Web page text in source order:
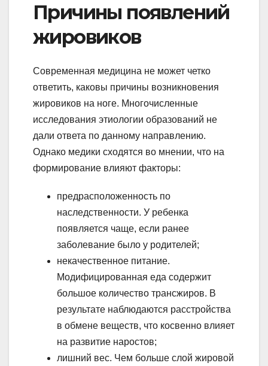
Причины появлений
жировиков
Современная медицина не может четко
ответить, каковы причины возникновения
жировиков на ноге. Многочисленные
исследования этиологии образований не
дали ответа по данному направлению.
Однако медики сходятся во мнении, что на
формирование влияют факторы:
предрасположенность по
наследственности. У ребенка
появляется чаще, если ранее
заболевание было у родителей;
некачественное питание.
Модифицированная еда содержит
большое количество трансжиров. В
результате наблюдаются расстройства
в обмене веществ, что косвенно влияет
на развитие наростов;
лишний вес. Чем больше слой жировой